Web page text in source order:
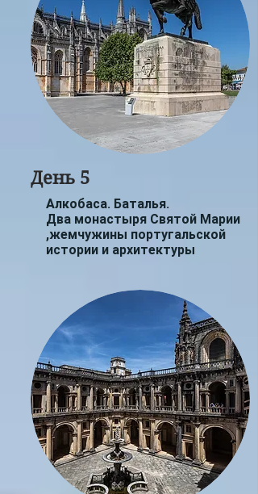
День 5
Алкобаса. Баталья.
Два монастыря Святой Марии
,жемчужины португальской
истории и архитектуры